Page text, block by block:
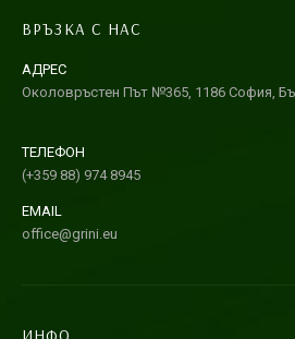
ВРЪЗКА С НАС
АДРЕС
Околовръстен Път №365, 1186 София,
ТЕЛЕФОН
(+359 88) 974 8945
EMAIL
office@grini.eu
ИНФО